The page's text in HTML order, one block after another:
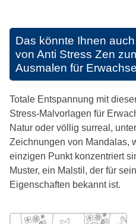
Das könnte Ihnen
von Anti Stress Zen
Ausmalen für
Totale Entspannung mit
Stress-Malvorlagen für
Natur oder völlig surreal,
Zeichnungen von Mandalas,
einzigen Punkt konzentriert
Muster, ein Malstil, der für
Eigenschaften bekannt ist.